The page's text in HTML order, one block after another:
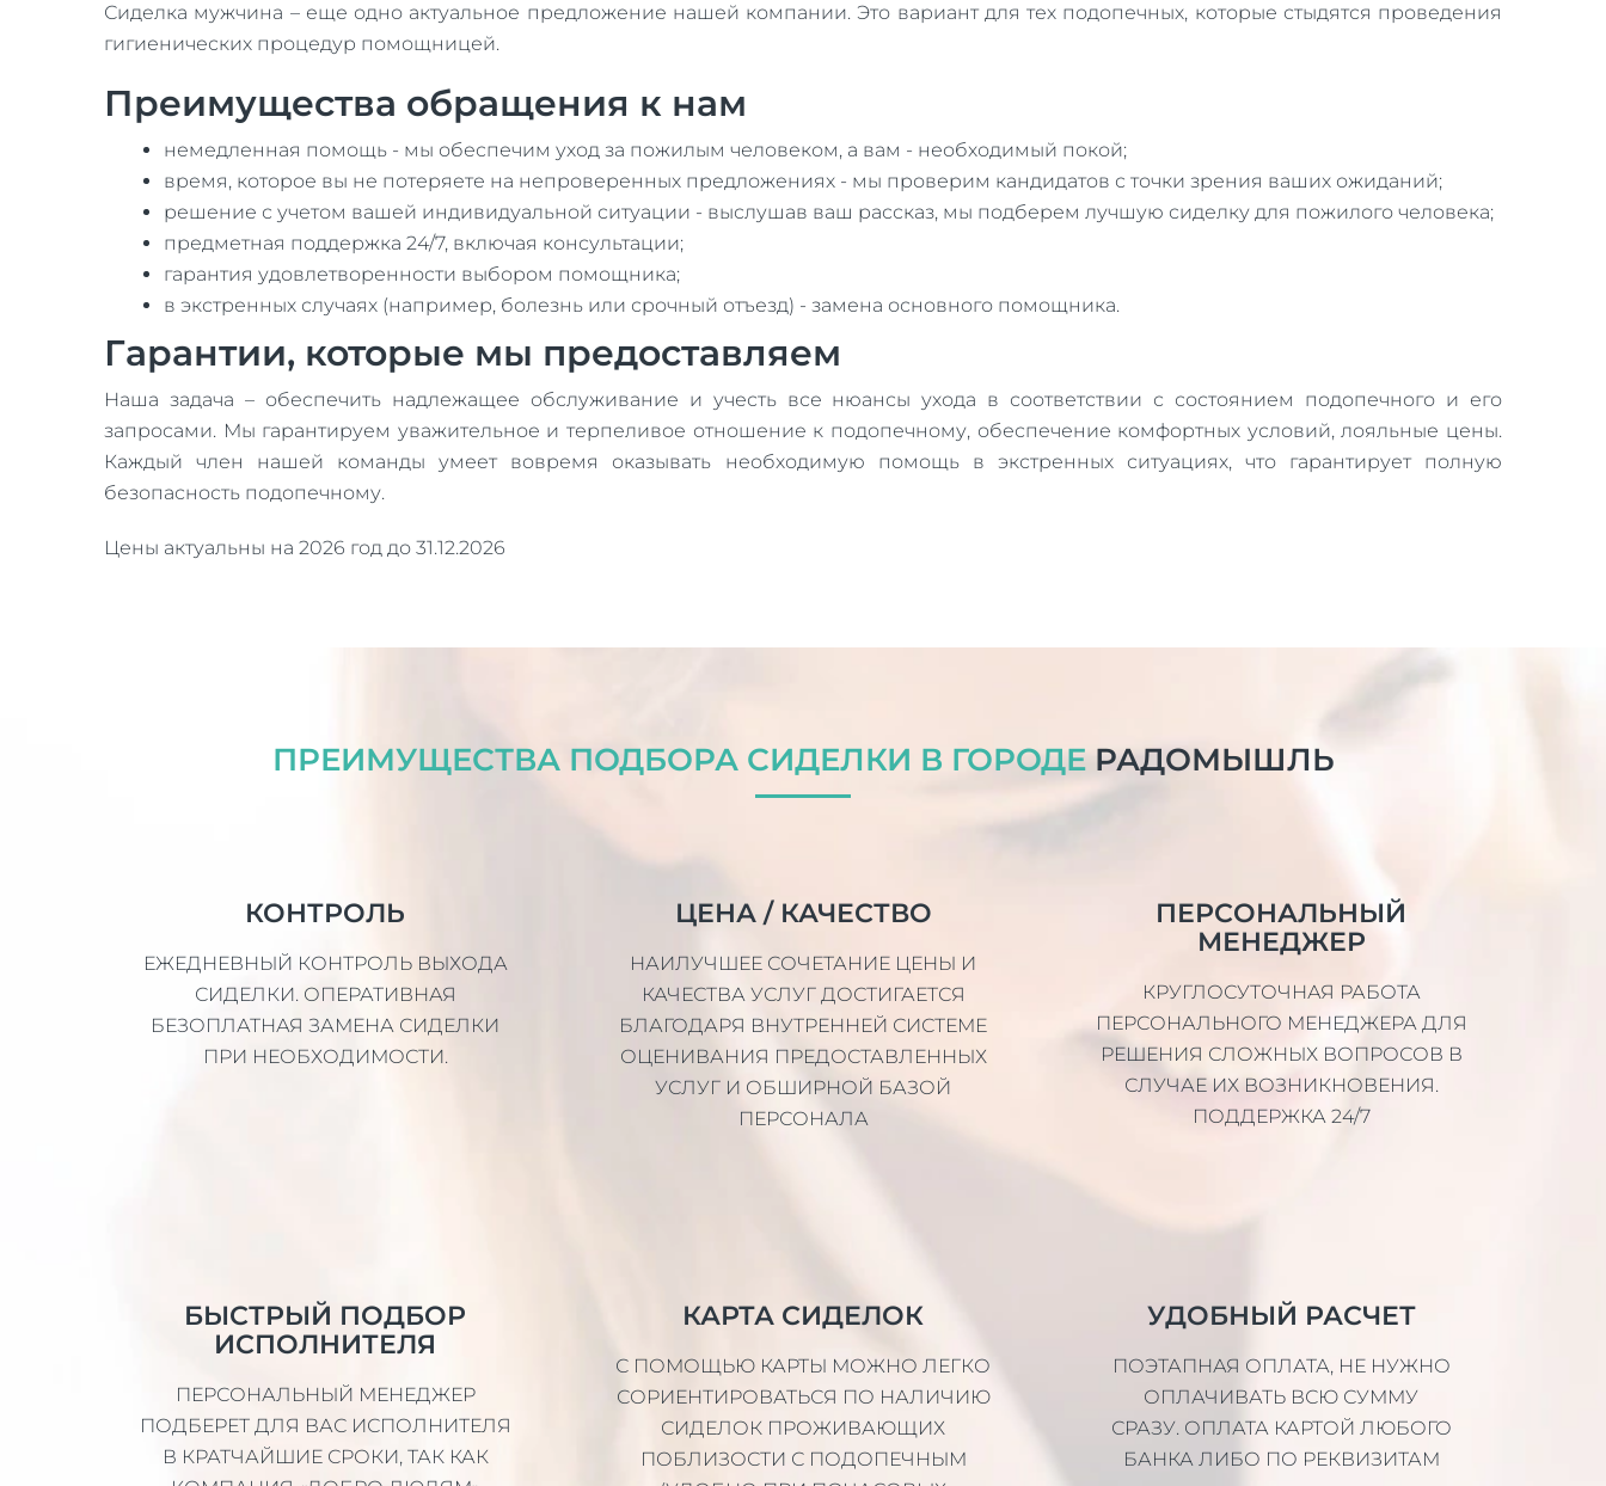
Сиделка мужчина – еще одно актуальное предложение нашей компании. Это вариант для тех подопечных, которые стыдятся проведения
гигиенических процедур помощницей.
Преимущества обращения к нам
немедленная помощь - мы обеспечим уход за пожилым человеком, а вам - необходимый покой;
время, которое вы не потеряете на непроверенных предложениях - мы проверим кандидатов с точки зрения ваших ожиданий;
решение с учетом вашей индивидуальной ситуации - выслушав ваш рассказ, мы подберем лучшую сиделку для пожилого человека;
предметная поддержка 24/7, включая консультации;
гарантия удовлетворенности выбором помощника;
в экстренных случаях (например, болезнь или срочный отъезд) - замена основного помощника.
Гарантии, которые мы предоставляем
Наша задача – обеспечить надлежащее обслуживание и учесть все нюансы ухода в соответствии с состоянием подопечного и его
запросами. Мы гарантируем уважительное и терпеливое отношение к подопечному, обеспечение комфортных условий, лояльные цены.
Каждый член нашей команды умеет вовремя оказывать необходимую помощь в экстренных ситуациях, что гарантирует полную
безопасность подопечному.
Цены актуальны на 2026 год до 31.12.2026
ПРЕИМУЩЕСТВА ПОДБОРА СИДЕЛКИ В ГОРОДЕРАДОМЫШЛЬ
КОНТРОЛЬ
ЕЖЕДНЕВНЫЙ КОНТРОЛЬ ВЫХОДА
СИДЕЛКИ. ОПЕРАТИВНАЯ
БЕЗОПЛАТНАЯ ЗАМЕНА СИДЕЛКИ
ПРИ НЕОБХОДИМОСТИ.
ЦЕНА / КАЧЕСТВО
НАИЛУЧШЕЕ СОЧЕТАНИЕ ЦЕНЫ И
КАЧЕСТВА УСЛУГ ДОСТИГАЕТСЯ
БЛАГОДАРЯ ВНУТРЕННЕЙ СИСТЕМЕ
ОЦЕНИВАНИЯ ПРЕДОСТАВЛЕННЫХ
УСЛУГ И ОБШИРНОЙ БАЗОЙ
ПЕРСОНАЛА
ПЕРСОНАЛЬНЫЙ
МЕНЕДЖЕР
КРУГЛОСУТОЧНАЯ РАБОТА
ПЕРСОНАЛЬНОГО МЕНЕДЖЕРА ДЛЯ
РЕШЕНИЯ СЛОЖНЫХ ВОПРОСОВ В
СЛУЧАЕ ИХ ВОЗНИКНОВЕНИЯ.
ПОДДЕРЖКА 24/7
БЫСТРЫЙ ПОДБОР
ИСПОЛНИТЕЛЯ
ПЕРСОНАЛЬНЫЙ МЕНЕДЖЕР
ПОДБЕРЕТ ДЛЯ ВАС ИСПОЛНИТЕЛЯ
В КРАТЧАЙШИЕ СРОКИ, ТАК КАК
КАРТА СИДЕЛОК
С ПОМОЩЬЮ КАРТЫ МОЖНО ЛЕГКО
СОРИЕНТИРОВАТЬСЯ ПО НАЛИЧИЮ
СИДЕЛОК ПРОЖИВАЮЩИХ
ПОБЛИЗОСТИ С ПОДОПЕЧНЫМ
УДОБНЫЙ РАСЧЕТ
ПОЭТАПНАЯ ОПЛАТА, НЕ НУЖНО
ОПЛАЧИВАТЬ ВСЮ СУММУ
СРАЗУ. ОПЛАТА КАРТОЙ ЛЮБОГО
БАНКА ЛИБО ПО РЕКВИЗИТАМ